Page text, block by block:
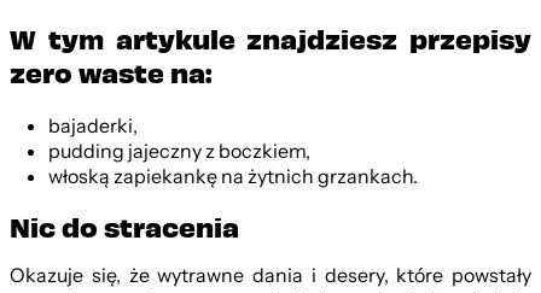
W tym artykule znajdziesz przepisy
zero waste na:
bajaderki,
pudding jajeczny z boczkiem,
włoską zapiekankę na żytnich grzankach.
Nic do stracenia
Okazuje się, że wytrawne dania i desery, które powstały